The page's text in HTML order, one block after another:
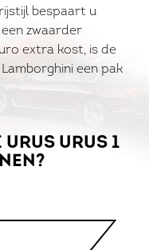
bespaart u
zwaarder
extra kost, is de
een pak
URUS 1